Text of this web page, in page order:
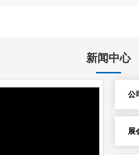
新闻中心
公
展